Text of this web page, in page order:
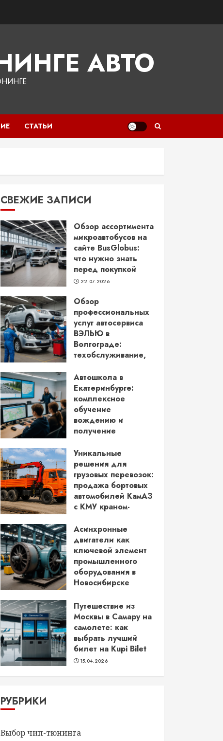
АВТО
СТАТЬИ
СВЕЖИЕ ЗАПИСИ
Обзор ассортимента
микроавтобусов на
сайте BusGlobus:
что нужно знать
перед покупкой
22.07.2026
Обзор
профессиональных
услуг автосервиса
ВЭЛЬЮ в
Волгограде:
техобслуживание,
более
22.06.2026
Автошкола в
Екатеринбурге:
комплексное
обучение
вождению и
получение
03.06.2026
Уникальные
решения для
грузовых перевозок:
продажа бортовых
автомобилей КамАЗ
с КМУ краном-
28.05.2026
Асинхронные
двигатели как
ключевой элемент
промышленного
оборудования в
Новосибирске
Путешествие из
Москвы в Самару на
самолете: как
выбрать лучший
билет на Kupi Bilet
15.04.2026
РУБРИКИ
Выбор чип-тюнинга